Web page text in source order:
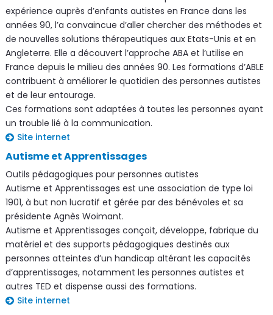
expérience auprès d’enfants autistes en France dans les
années 90, l’a convaincue d’aller chercher des méthodes et
de nouvelles solutions thérapeutiques aux Etats-Unis et en
Angleterre. Elle a découvert l’approche ABA et l’utilise en
France depuis le milieu des années 90. Les formations d’ABLE
contribuent à améliorer le quotidien des personnes autistes
et de leur entourage.
Ces formations sont adaptées à toutes les personnes ayant
un trouble lié à la communication.
Site internet
Autisme et Apprentissages
Outils pédagogiques pour personnes autistes
Autisme et Apprentissages est une association de type loi
1901, à but non lucratif et gérée par des bénévoles et sa
présidente Agnès Woimant.
Autisme et Apprentissages conçoit, développe, fabrique du
matériel et des supports pédagogiques destinés aux
personnes atteintes d’un handicap altérant les capacités
d’apprentissages, notamment les personnes autistes et
autres TED et dispense aussi des formations.
Site internet